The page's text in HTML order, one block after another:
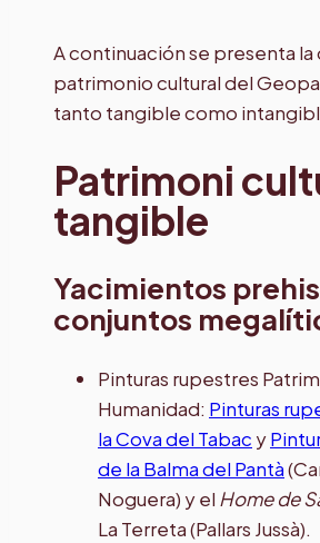
A continuación se presenta
patrimonio cultural del
tanto tangible como
Patrimoni
tangible
Yacimientos
conjuntos
Pinturas rupestres
Humanidad: Pinturas
la Cova del Tabac y
de la Balma del Pantà
Noguera) y el Home de
La Terreta (Pallars Jussà).